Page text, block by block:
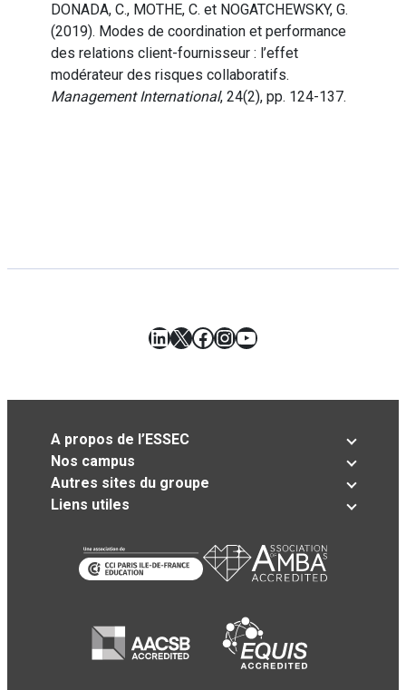
DONADA, C., MOTHE, C. et NOGATCHEWSKY, G.
(2019). Modes de coordination et performance
des relations client-fournisseur : l’effet
modérateur des risques collaboratifs.
Management International, 24(2), pp. 124-137.
LinkedIn
X Facebook
Instagram
YouTube
A propos de l’ESSEC
Nos campus
Autres sites du groupe
Liens utiles